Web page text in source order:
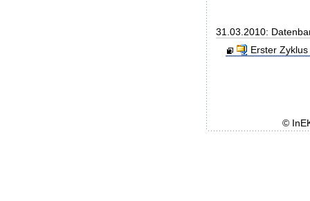
31.03.2010:
Erster
©